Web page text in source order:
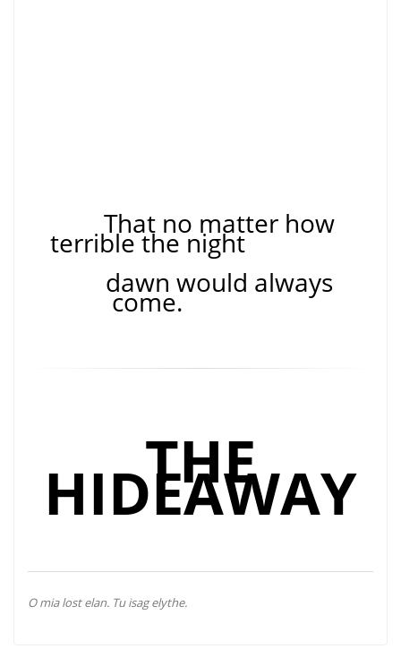
That no matter how
terrible the night
dawn would always
come.
THE
HIDEAWAY
O mia lost elan. Tu isag elythe.